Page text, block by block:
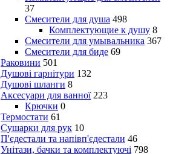
37
Смесители для душа 498
Комплектующие к душу 8
Смесители для умывальника 367
Смесители для биде 69
Раковини 501
Душові гарнітури 132
Душові шланги 8
Аксесуари для ванної 223
Крючки 0
Термостати 61
Сушарки для рук 10
П'єдестали та напівп'єдестали 46
Унітази, бачки та комплектуючі 798